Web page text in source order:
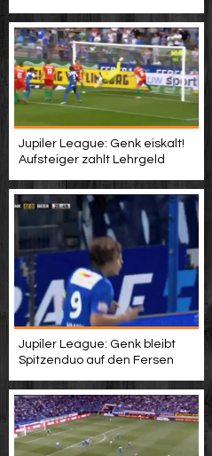
Jupiler League: Genk eiskalt!
Aufsteiger zahlt Lehrgeld
Jupiler League: Genk bleibt
Spitzenduo auf den Fersen